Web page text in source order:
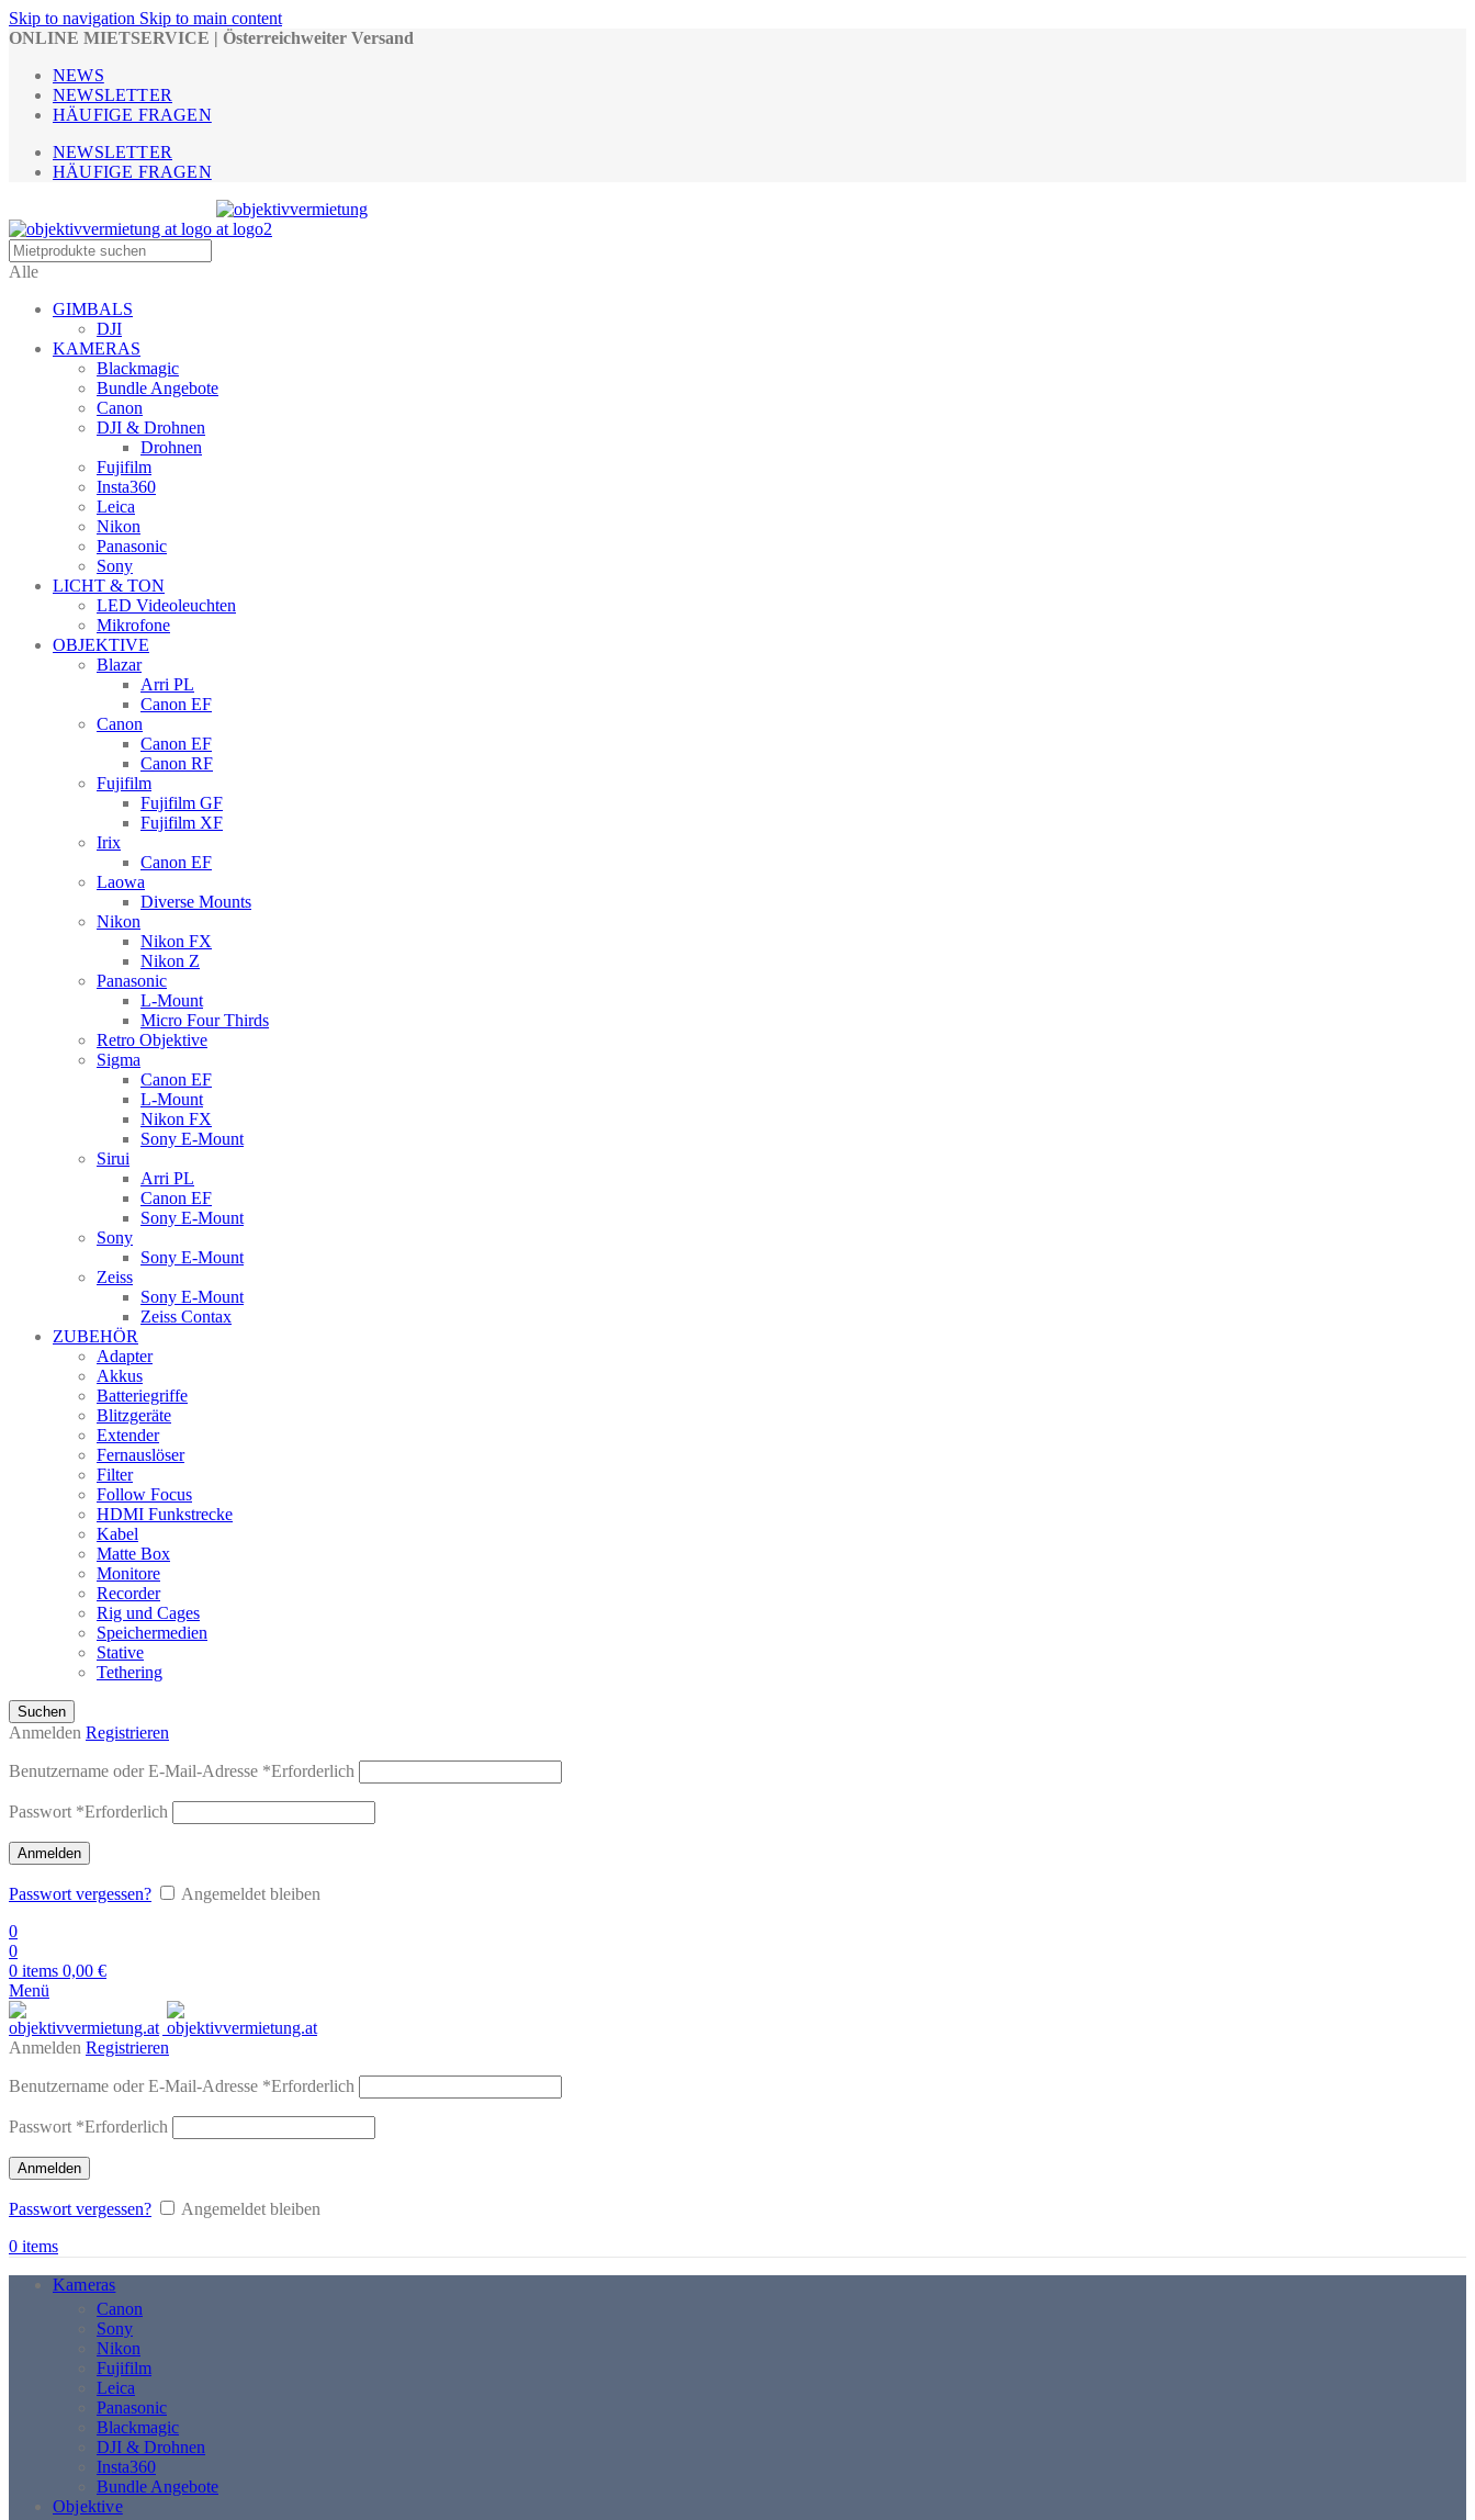
Skip to navigation Skip to main content
ONLINE MIETSERVICE | Österreichweiter Versand
NEWS
NEWSLETTER
HÄUFIGE FRAGEN
NEWSLETTER
HÄUFIGE FRAGEN
Alle
GIMBALS
DJI
KAMERAS
Blackmagic
Bundle Angebote
Canon
DJI & Drohnen
Drohnen
Fujifilm
Insta360
Leica
Nikon
Panasonic
Sony
LICHT & TON
LED Videoleuchten
Mikrofone
OBJEKTIVE
Blazar
Arri PL
Canon EF
Canon
Canon EF
Canon RF
Fujifilm
Fujifilm GF
Fujifilm XF
Irix
Canon EF
Laowa
Diverse Mounts
Nikon
Nikon FX
Nikon Z
Panasonic
L-Mount
Micro Four Thirds
Retro Objektive
Sigma
Canon EF
L-Mount
Nikon FX
Sony E-Mount
Sirui
Arri PL
Canon EF
Sony E-Mount
Sony
Sony E-Mount
Zeiss
Sony E-Mount
Zeiss Contax
ZUBEHÖR
Adapter
Akkus
Batteriegriffe
Blitzgeräte
Extender
Fernauslöser
Filter
Follow Focus
HDMI Funkstrecke
Kabel
Matte Box
Monitore
Recorder
Rig und Cages
Speichermedien
Stative
Tethering
Suchen
Anmelden Registrieren
Benutzername oder E-Mail-Adresse *Erforderlich
Passwort *Erforderlich
Anmelden
Passwort vergessen?
Angemeldet bleiben
0
0
0 items 0,00 €
Menü
Anmelden Registrieren
Benutzername oder E-Mail-Adresse *Erforderlich
Passwort *Erforderlich
Anmelden
Passwort vergessen?
Angemeldet bleiben
0 items
Kameras
Canon
Sony
Nikon
Fujifilm
Leica
Panasonic
Blackmagic
DJI & Drohnen
Insta360
Bundle Angebote
Objektive